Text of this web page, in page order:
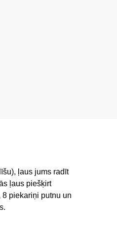
ļaus jums radīt
ļaus piešķirt
piekariņi putnu un